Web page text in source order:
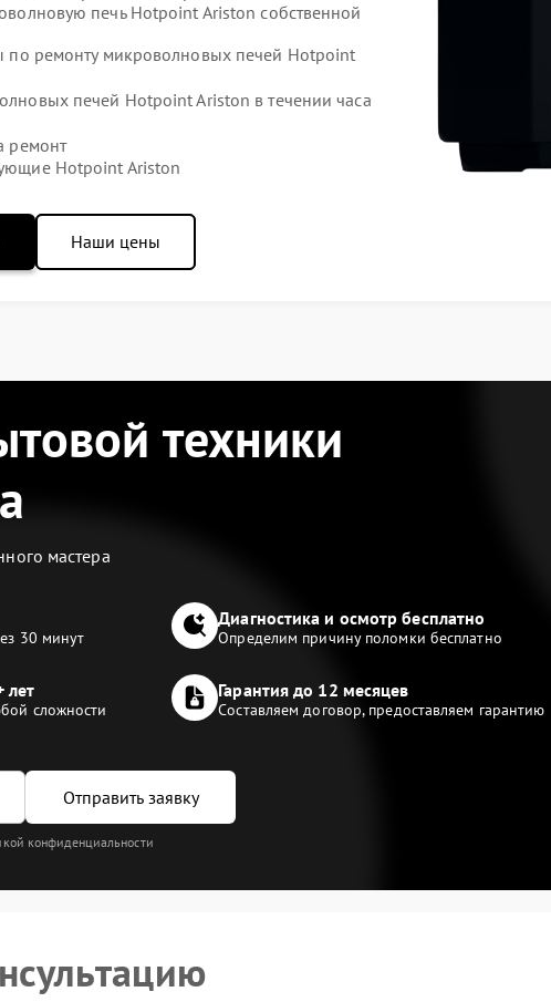
печь Hotpoint Ariston собственной
по ремонту микроволновых печей Hotpoint
печей Hotpoint Ariston в течении часа
ремонт
Hotpoint Ariston
Наши цены
техники
мастера
30 минут
Диагностика и осмотр бесплатно
Определим причину поломки бесплатно
лет
сложности
Гарантия до 12 месяцев
Составляем договор, предоставляем гарантию
Отправить заявку
конфиденциальности